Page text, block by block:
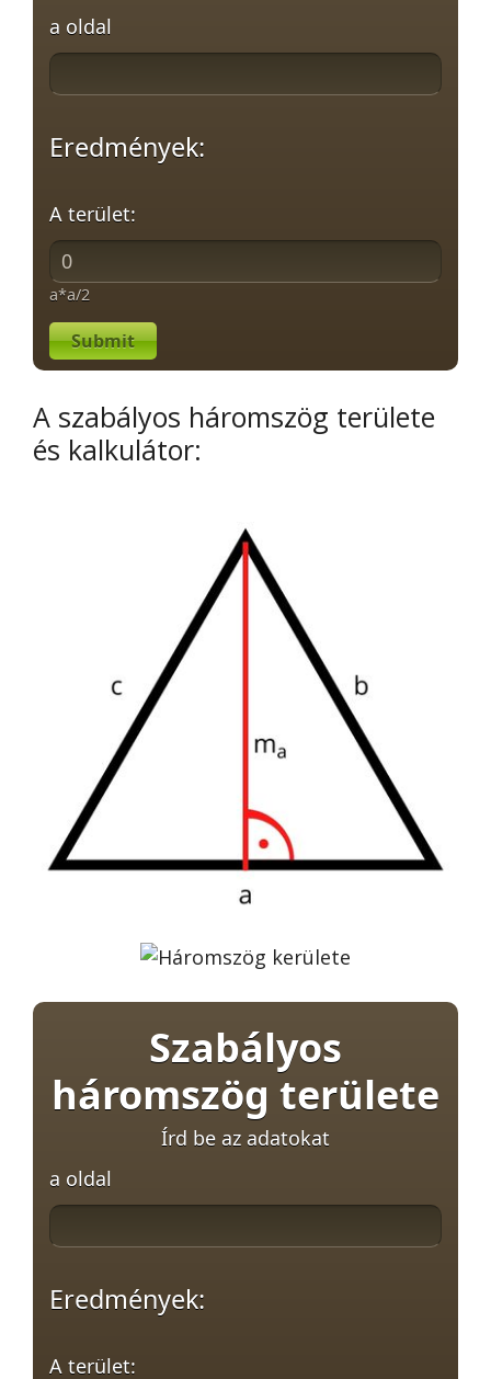
a oldal
Eredmények:
A terület:
a*a/2
Submit
A szabályos háromszög területe
és kalkulátor:
Szabályos
háromszög területe
Írd be az adatokat
a oldal
Eredmények:
A terület: